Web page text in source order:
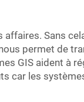
Sans
permet de
GIS aident à
car les